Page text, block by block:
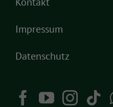
Impressum
Datenschutz